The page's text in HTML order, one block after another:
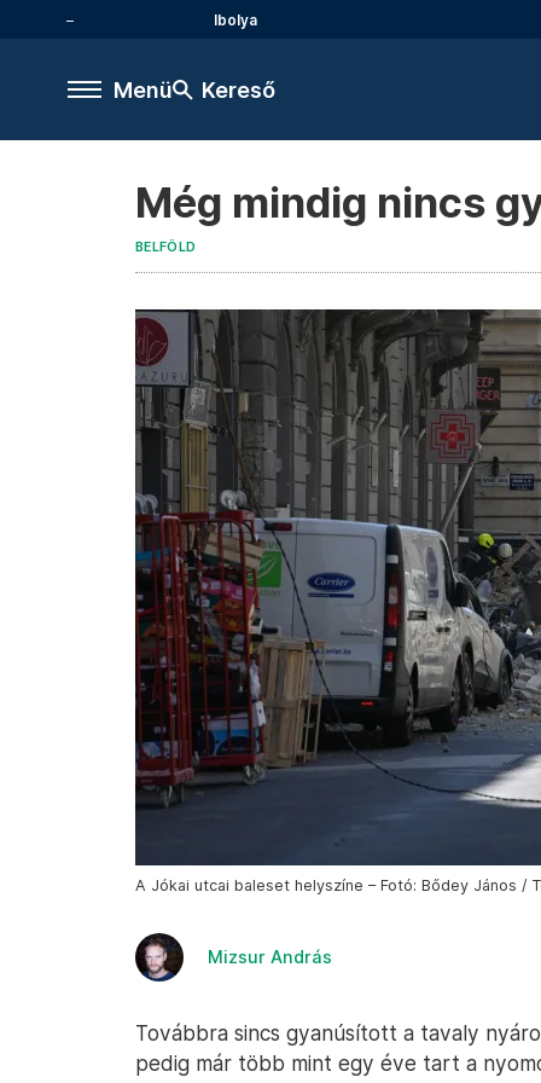
Ibolya
Menü Kereső
Még mindig nincs
BELFÖLD
A Jókai utcai baleset helyszíne – Fotó: Bődey János /
Mizsur András
Továbbra sincs gyanúsított a tavaly
pedig már több mint egy éve tart a